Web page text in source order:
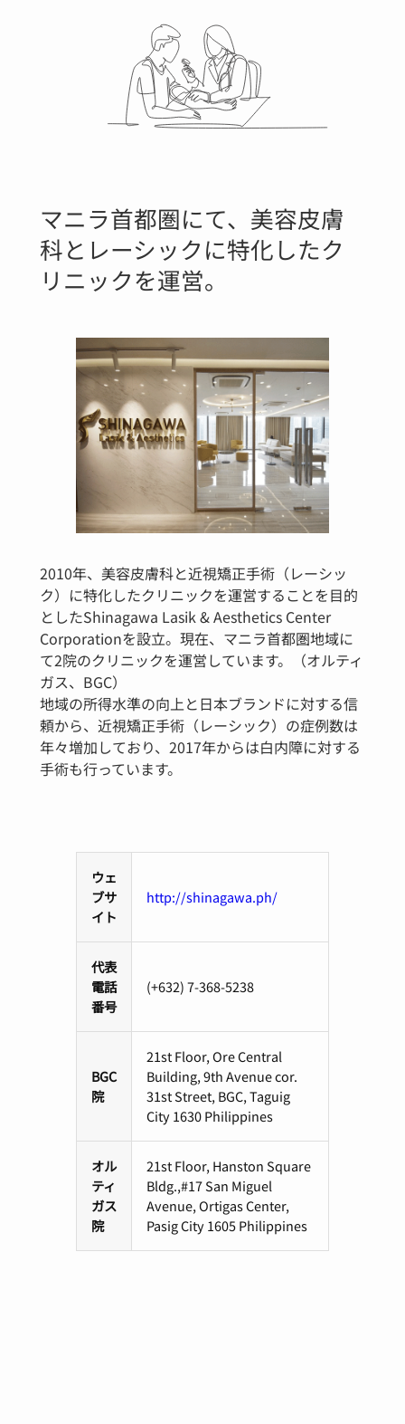
マニラ首都圏にて、美容皮膚
科とレーシックに特化したク
リニックを運営。
2010年、美容皮膚科と近視矯正手術（レーシッ
ク）に特化したクリニックを運営することを目的
としたShinagawa Lasik & Aesthetics Center
Corporationを設立。現在、マニラ首都圏地域に
て2院のクリニックを運営しています。（オルティ
ガス、BGC）
地域の所得水準の向上と日本ブランドに対する信
頼から、近視矯正手術（レーシック）の症例数は
年々増加しており、2017年からは白内障に対する
手術も行っています。
ウェ
ブサ
イト
http://shinagawa.ph/
代表
電話
番号
(+632) 7-368-5238
BGC
院
21st Floor, Ore Central
Building, 9th Avenue cor.
31st Street, BGC, Taguig
City 1630 Philippines
オル
ティ
ガス
院
21st Floor, Hanston Square
Bldg.,#17 San Miguel
Avenue, Ortigas Center,
Pasig City 1605 Philippines